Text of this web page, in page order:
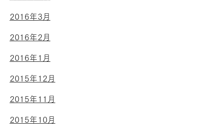
2016年3月
2016年2月
2016年1月
2015年12月
2015年11月
2015年10月